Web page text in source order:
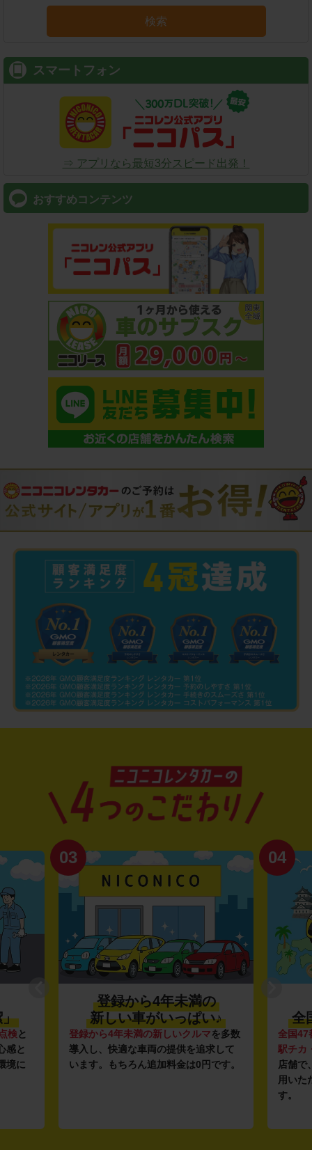
検索
スマートフォン
⇒ アプリなら最短3分スピード出発！
おすすめコンテンツ
」
検と
感と
境に
03
登録から4年未満の
新しい車がいっぱい♪
登録から4年未満の新しいクルマを多数
導入し、快適な車両の提供を追求して
います。もちろん追加料金は0円です。
04
全
全国47
駅チカ
店舗で
用いた
す。